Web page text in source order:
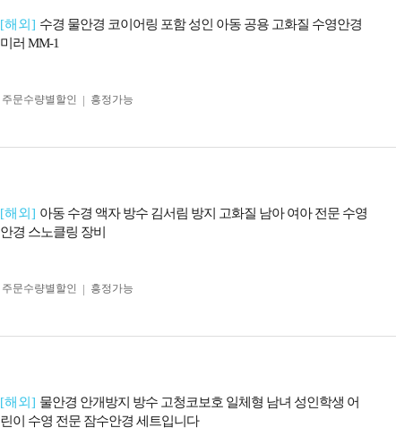
[해외] 수경 물안경 코이어링 포함 성인 아동 공용 고화질 수영안경
미러 MM-1
주문수량별할인 흥정가능
[해외] 아동 수경 액자 방수 김서림 방지 고화질 남아 여아 전문 수영
안경 스노클링 장비
주문수량별할인 흥정가능
[해외] 물안경 안개방지 방수 고청코보호 일체형 남녀 성인학생 어
린이 수영 전문 잠수안경 세트입니다